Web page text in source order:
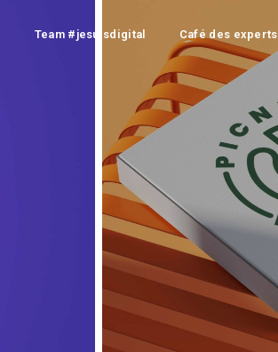
Team #jesuisdigital Café des experts